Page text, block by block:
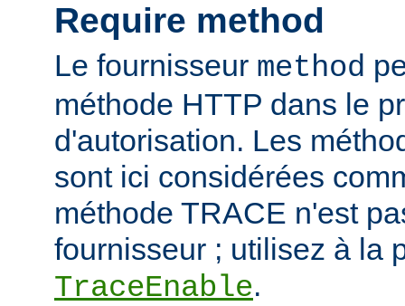
Require method
Le fournisseur method
méthode HTTP dans le
d'autorisation. Les
sont ici considérées
méthode TRACE n'est
fournisseur ; utilisez à la
TraceEnable.